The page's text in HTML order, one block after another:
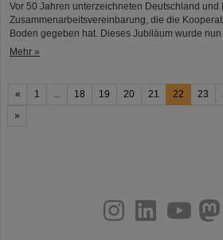
Vor 50 Jahren unterzeichneten Deutschland
Zusammenarbeitsvereinbarung, die die
Boden gegeben hat. Dieses Jubiläum wurde
Mehr »
« 1 ... 18 19 20 21 22 23
»
youtubehelmholtz.socialfacebook